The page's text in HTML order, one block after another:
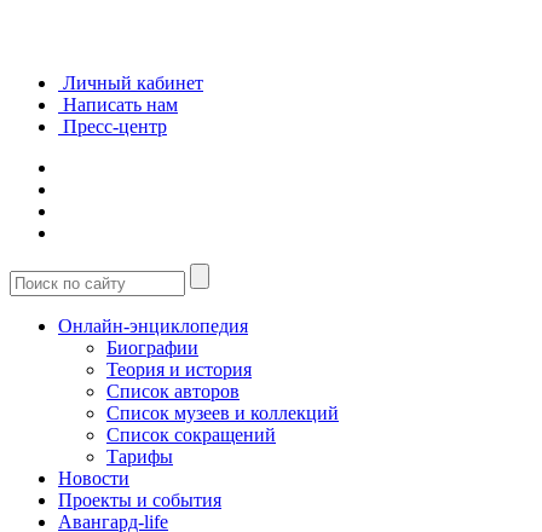
Личный кабинет
Написать нам
Пресс-центр
Онлайн-энциклопедия
Биографии
Теория и история
Список авторов
Список музеев и коллекций
Список сокращений
Тарифы
Новости
Проекты и события
Авангард-life